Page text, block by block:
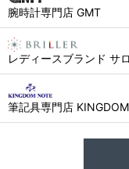
腕時計専門店 GMT
レディースブランド サ
筆記具専門店